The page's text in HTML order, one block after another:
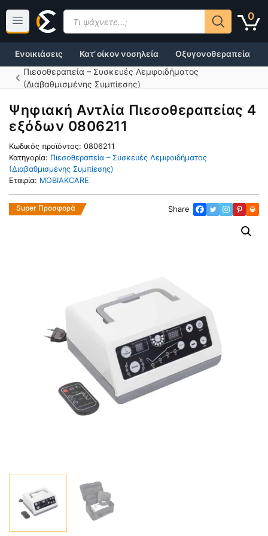
περιεχόμενο
0
Products
search
Κατ’ οίκον νοσηλεία Οξυγονοθεραπεία
Ενοικιάσεις
Πιεσοθεραπεία – Συσκευές Λεμφοιδήματος
(Διαβαθμισμένης Συμπίεσης)
Ψηφιακή Αντλία Πιεσοθεραπείας 4
εξόδων 0806211
Κωδικός προϊόντος: 0806211
Κατηγορία: Πιεσοθεραπεία – Συσκευές Λεμφοιδήματος
(Διαβαθμισμένης Συμπίεσης)
Εταιρία: MOBIAKCARE
Share
Super Προσφορά